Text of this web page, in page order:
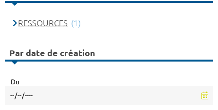
RESSOURCES (1)
Par date de création
Du